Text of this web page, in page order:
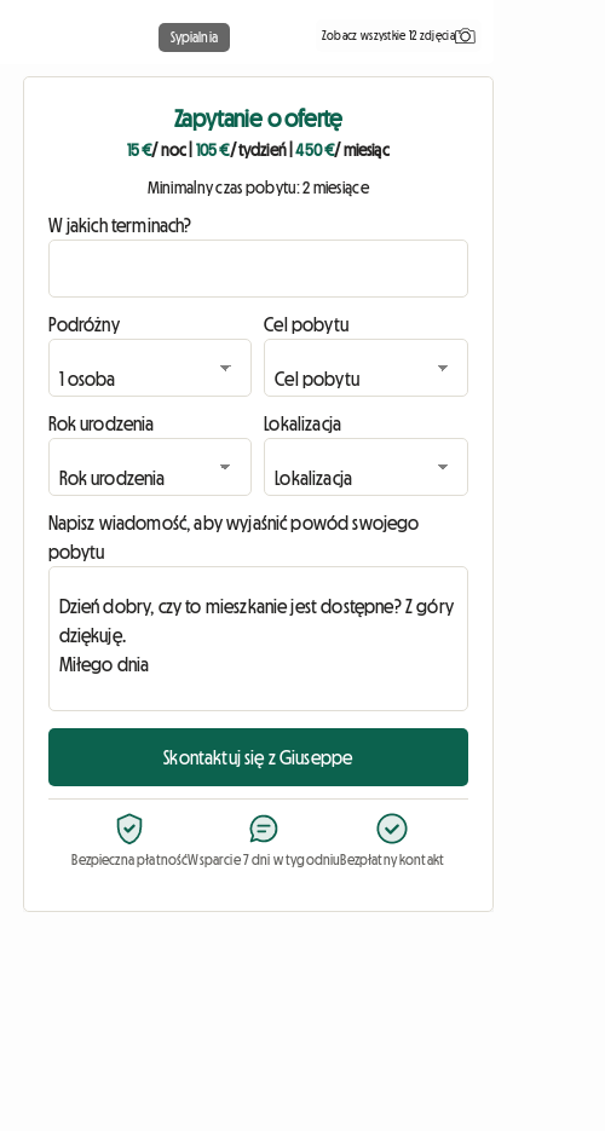
Sypialnia Zobacz wszystkie 12 zdjęcia
Zapytanie o ofertę
15 €/ noc 105 €/ tydzień|450 €/ miesiąc
Minimalny czas pobytu: 2 miesiące
W jakich terminach?
Podróżny Cel pobytu
Rok urodzenia Lokalizacja
Napisz wiadomość, aby wyjaśnić powód swojego
pobytu
Skontaktuj się z Giuseppe
Bezpieczna płatnośćWsparcie 7 dni w tygodniuBezpłatny kontakt